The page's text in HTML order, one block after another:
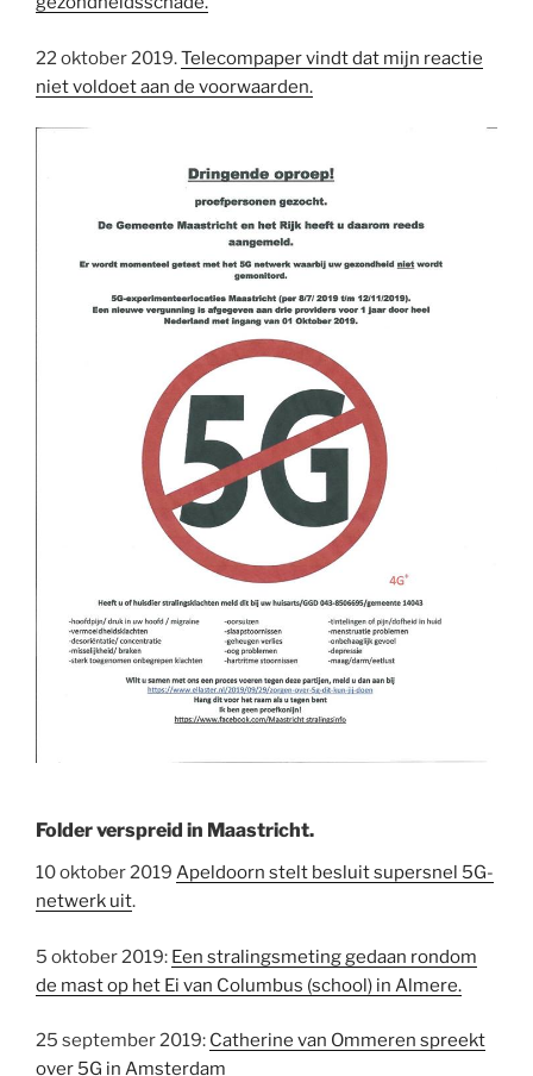
22 oktober 2019.Telecompaper vindt dat mijn reactie
niet voldoet aan de voorwaarden.
Folder verspreid in Maastricht.
10 oktober 2019 Apeldoorn stelt besluit supersnel 5G-
netwerk uit.
5 oktober 2019: Een stralingsmeting gedaan rondom
de mast op het Ei van Columbus (school) in Almere.
25 september 2019: Catherine van Ommeren spreekt
over 5G in Amsterdam